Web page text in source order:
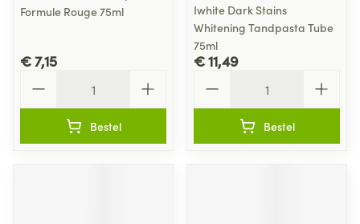
Formule Rouge 75ml
€ 7,15
Bestel
Iwhite Dark Stains
Whitening Tandpasta Tube
75ml
€ 11,49
Bestel